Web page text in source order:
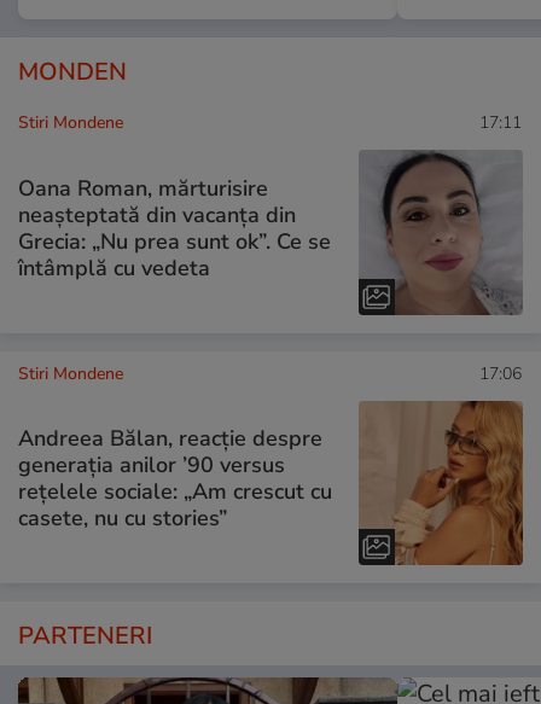
MONDEN
Stiri Mondene 17:11
Oana Roman, mărturisire
neașteptată din vacanța din
Grecia: „Nu prea sunt ok”. Ce se
întâmplă cu vedeta
Stiri Mondene 17:06
Andreea Bălan, reacție despre
generația anilor ’90 versus
rețelele sociale: „Am crescut cu
casete, nu cu stories”
PARTENERI